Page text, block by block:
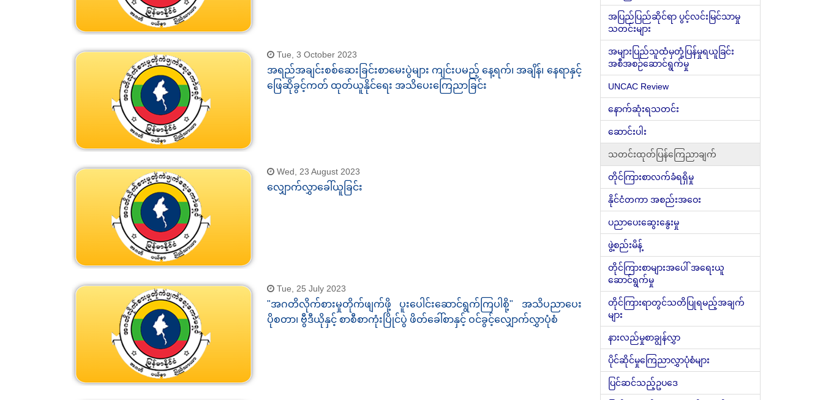
Tue, 3 October 2023
အရည်အချင်းစစ်ဆေးခြင်းစာမေးပွဲများ ကျင်းပမည့် နေ့ရက်၊ အချိန်၊ နေရာနှင့်
ဖြေဆိုခွင့်ကတ် ထုတ်ယူနိုင်ရေး အသိပေးကြေညာခြင်း
Wed, 23 August 2023
လျှောက်လွှာခေါ်ယူခြင်း
Tue, 25 July 2023
"အဂတိလိုက်စားမှုတိုက်ဖျက်ဖို့ ပူးပေါင်းဆောင်ရွက်ကြပါစို့" အသိပညာပေး
ပိုစတာ၊ ဗွီဒီယိုနှင့် စာစီစာကုံးပြိုင်ပွဲ ဖိတ်ခေါ်စာနှင့် ဝင်ခွင့်လျှောက်လွှာပုံစံ
အပြည်ပြည်ဆိုင်ရာ ပွင့်လင်းမြင်သာမှု
သတင်းများ
အများပြည်သူထံမှတုံ့ပြန်မှုရယူခြင်း
အစီအစဉ်ဆောင်ရွက်မှု
UNCAC Review
နောက်ဆုံးရသတင်း
ဆောင်းပါး
သတင်းထုတ်ပြန်ကြေညာချက်
တိုင်ကြားစာလက်ခံရရှိမှု
နိုင်ငံတကာ အစည်းအဝေး
ပညာပေးဆွေးနွေးမှု
ဖွဲ့စည်းမိန့်
တိုင်ကြားစာများအပေါ် အရေးယူ
ဆောင်ရွက်မှု
တိုင်ကြားရာတွင်သတိပြုရမည့်အချက်
များ
နားလည်မှုစာချွန်လွှာ
ပိုင်ဆိုင်မှုကြေညာလွှာပုံစံများ
ပြင်ဆင်သည့်ဥပဒေ